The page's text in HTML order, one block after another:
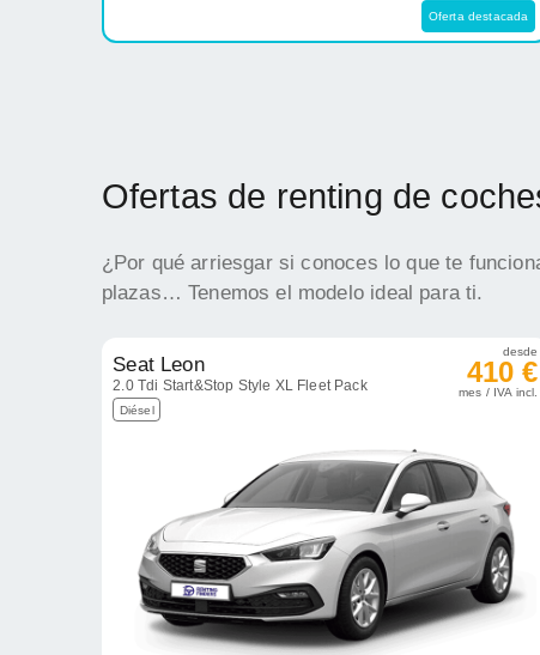
Oferta destacada
Ofertas de renting de
¿Por qué arriesgar si conoces lo que te
plazas… Tenemos el modelo ideal para ti.
Seat Leon
2.0 Tdi Start&Stop Style XL Fleet Pack
Diésel
desde
410 €
mes / IVA incl.